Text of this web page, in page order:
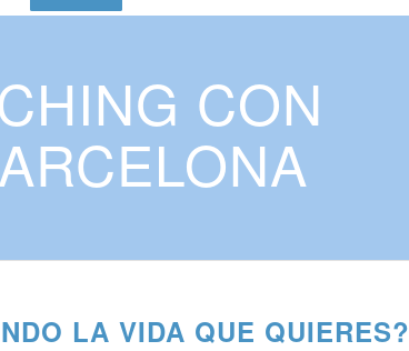
CON
LA VIDA QUE QUIERES?